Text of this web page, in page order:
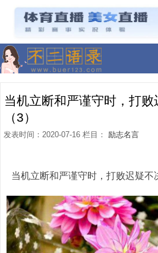
当机立断和严谨守时，打
（3）
发表时间：2020-07-16 栏目： 励志名言
当机立断和严谨守时，打败迟疑不